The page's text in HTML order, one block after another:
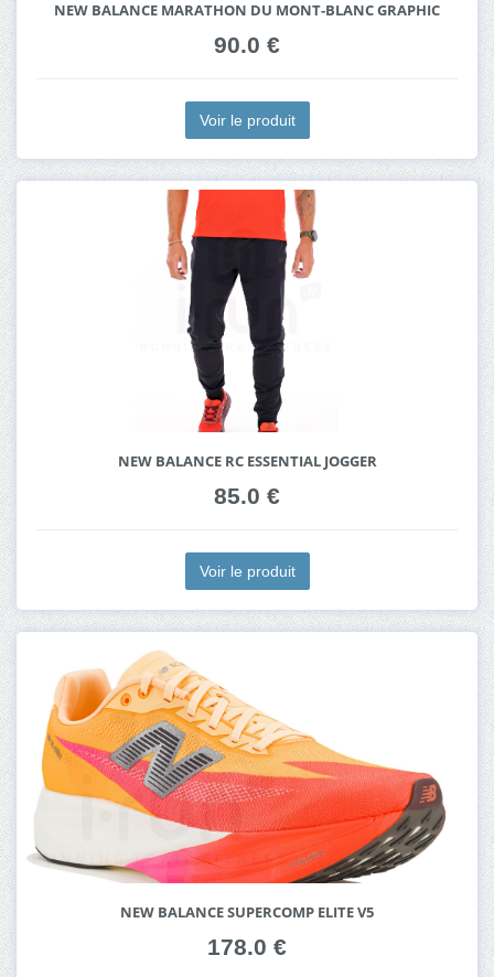
NEW BALANCE MARATHON DU MONT-BLANC GRAPHIC
90.0 €
Voir le produit
NEW BALANCE RC ESSENTIAL JOGGER
85.0 €
Voir le produit
NEW BALANCE SUPERCOMP ELITE V5
178.0 €